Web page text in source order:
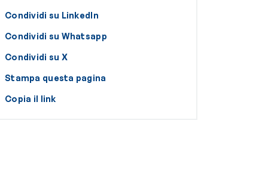
Condividi su LinkedIn
Condividi su Whatsapp
Condividi su X
Stampa questa pagina
Copia il link